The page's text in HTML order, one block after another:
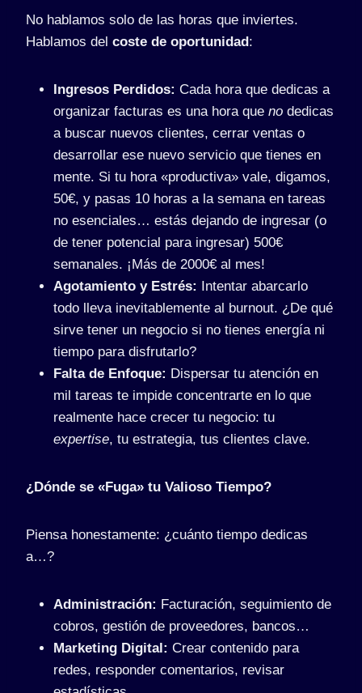
No hablamos solo de las horas que inviertes.
Hablamos del coste de oportunidad:
Ingresos Perdidos: Cada hora que dedicas a
organizar facturas es una hora que no dedicas
a buscar nuevos clientes, cerrar ventas o
desarrollar ese nuevo servicio que tienes en
mente. Si tu hora «productiva» vale, digamos,
50€, y pasas 10 horas a la semana en tareas
no esenciales… estás dejando de ingresar (o
de tener potencial para ingresar) 500€
semanales. ¡Más de 2000€ al mes!
Agotamiento y Estrés: Intentar abarcarlo
todo lleva inevitablemente al burnout. ¿De qué
sirve tener un negocio si no tienes energía ni
tiempo para disfrutarlo?
Falta de Enfoque: Dispersar tu atención en
mil tareas te impide concentrarte en lo que
realmente hace crecer tu negocio: tu
expertise, tu estrategia, tus clientes clave.
¿Dónde se «Fuga» tu Valioso Tiempo?
Piensa honestamente: ¿cuánto tiempo dedicas
a…?
Administración: Facturación, seguimiento de
cobros, gestión de proveedores, bancos…
Marketing Digital: Crear contenido para
redes, responder comentarios, revisar